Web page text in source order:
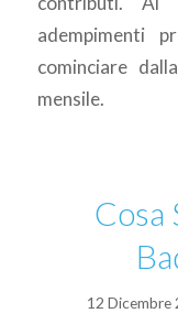
adempimenti
cominciare
mensile.
Cosa
12 Dicembre